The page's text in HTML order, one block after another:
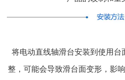
将电动直线轴滑台安装到使用
整，可能会导致滑台面变形，影